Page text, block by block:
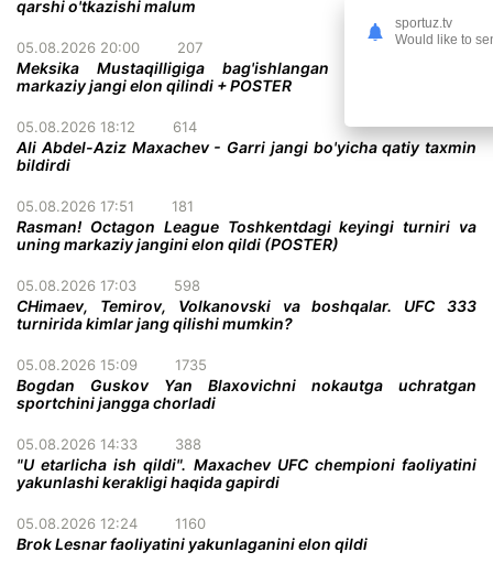
qarshi o'tkazishi malum
05.08.2026 20:00 207
Meksika Mustaqilligiga bag'ishlangan UFC turnirining
markaziy jangi elon qilindi + POSTER
05.08.2026 18:12 614
Ali Abdel-Aziz Maxachev - Garri jangi bo'yicha qatiy taxmin
bildirdi
05.08.2026 17:51 181
Rasman! Octagon League Toshkentdagi keyingi turniri va
uning markaziy jangini elon qildi (POSTER)
05.08.2026 17:03 598
CHimaev, Temirov, Volkanovski va boshqalar. UFC 333
turnirida kimlar jang qilishi mumkin?
05.08.2026 15:09 1735
Bogdan Guskov Yan Blaxovichni nokautga uchratgan
sportchini jangga chorladi
05.08.2026 14:33 388
"U etarlicha ish qildi". Maxachev UFC chempioni faoliyatini
yakunlashi kerakligi haqida gapirdi
05.08.2026 12:24 1160
Brok Lesnar faoliyatini yakunlaganini elon qildi
sportuz.tv
Would like to